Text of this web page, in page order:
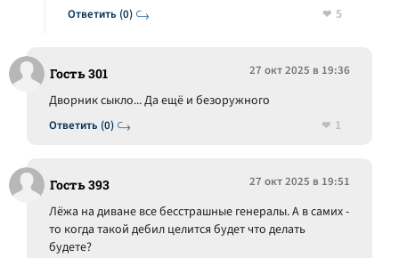
Ответить (0)
5
Гость 301 27 окт 2025 в 19:36
Ответить (0)
Дворник сыкло... Да ещё и безоружного
1
Гость 393 27 окт 2025 в 19:51
Лёжа на диване все бесстрашные генералы. А в самих -
то когда такой дебил целится будет что делать
будете?